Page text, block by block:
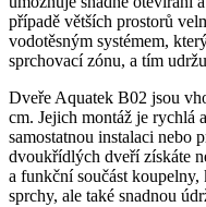
případě větších prostorů
vodotěsným systémem,
sprchovací zónu, a tím
Dveře Aquatek B02 jsou
cm. Jejich montáž je rychlá
samostatnou instalaci nebo
dvoukřídlých dveří získáte
a funkční součást
sprchy, ale také snadnou